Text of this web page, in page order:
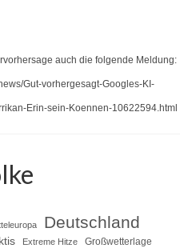
auch die folgende Meldung:
Gut-vorhergesagt-Googles-KI-
Erin-sein-Koennen-10622594.html
Deutschland
Extreme Hitze Großwetterlage